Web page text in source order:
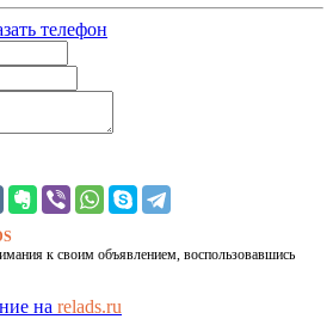
телефон
к своим объявлением, воспользовавшись
на relads.ru